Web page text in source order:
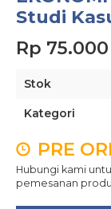
Studi
Rp 75.000
Stok
Kategori
PRE
Hubungi kami
pemesanan